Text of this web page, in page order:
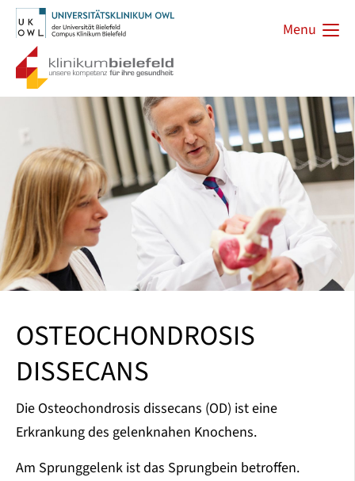
Menu
OSTEOCHONDROSIS
DISSECANS
Die Osteochondrosis dissecans (OD) ist eine
Erkrankung des gelenknahen Knochens.
Am Sprunggelenk ist das Sprungbein betroffen.